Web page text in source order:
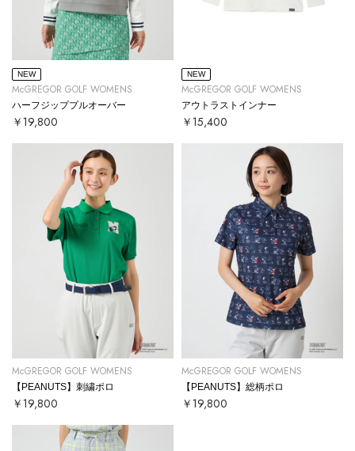
NEW
McGREGOR GOLF WOMENS
ハーフジッププルオーバー
￥19,800
NEW
McGREGOR GOLF WOMENS
アウトラストインナー
￥15,400
McGREGOR GOLF WOMENS
【PEANUTS】刺繍ポロ
￥19,800
McGREGOR GOLF WOMENS
【PEANUTS】総柄ポロ
￥19,800